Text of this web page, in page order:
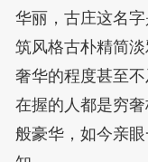
华丽，古庄这名
筑风格古朴精简
奢华的程度甚至
在握的人都是穷
般豪华，如今亲